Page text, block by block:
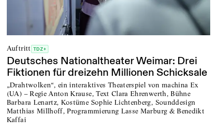
Auftritt TDZ+
Deutsches Nationaltheater Weimar: Drei
Fiktionen für dreizehn Millionen Schicksale
„Drahtwolken“, ein interaktives Theaterspiel von machina Ex
(UA) – Regie Anton Krause, Text Clara Ehrenwerth, Bühne
Barbara Lenartz, Kostüme Sophie Lichtenberg, Sounddesign
Matthias Millhoff, Programmierung Lasse Marburg & Benedikt
Kaffai